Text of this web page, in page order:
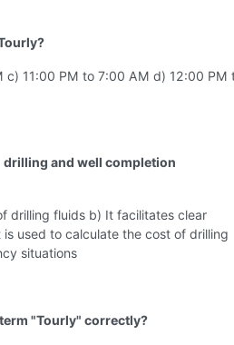
11:00 PM to 7:00 AM d) 12:00 PM
and well completion
drilling fluids b) It facilitates clear
used to calculate the cost of drilling
situations
"Tourly" correctly?